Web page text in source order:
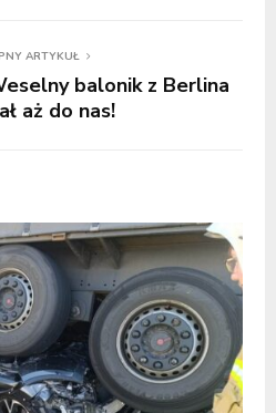
ARTYKUŁ
balonik z Berlina
aż do nas!